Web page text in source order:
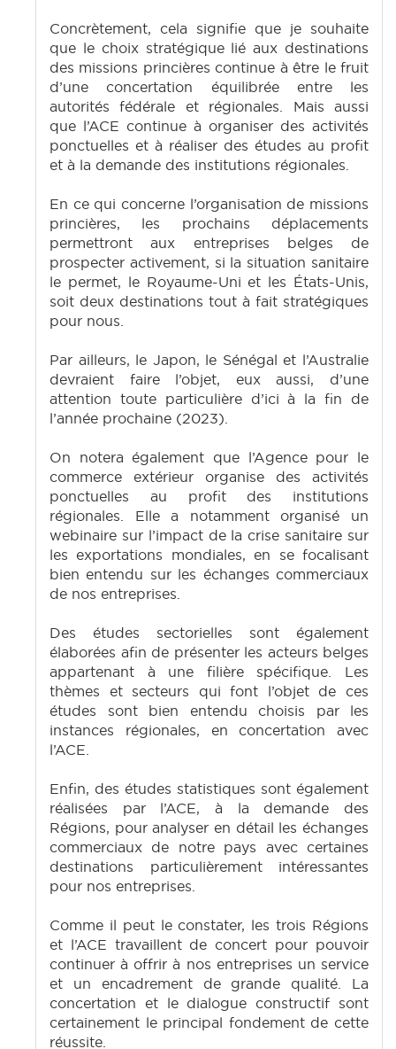
Concrètement, cela signifie que je souhaite
que le choix stratégique lié aux destinations
des missions princières continue à être le fruit
d’une concertation équilibrée entre les
autorités fédérale et régionales. Mais aussi
que l’ACE continue à organiser des activités
ponctuelles et à réaliser des études au profit
et à la demande des institutions régionales.
En ce qui concerne l’organisation de missions
princières, les prochains déplacements
permettront aux entreprises belges de
prospecter activement, si la situation sanitaire
le permet, le Royaume-Uni et les États-Unis,
soit deux destinations tout à fait stratégiques
pour nous.
Par ailleurs, le Japon, le Sénégal et l’Australie
devraient faire l’objet, eux aussi, d’une
attention toute particulière d’ici à la fin de
l’année prochaine (2023).
On notera également que l’Agence pour le
commerce extérieur organise des activités
ponctuelles au profit des institutions
régionales. Elle a notamment organisé un
webinaire sur l’impact de la crise sanitaire sur
les exportations mondiales, en se focalisant
bien entendu sur les échanges commerciaux
de nos entreprises.
Des études sectorielles sont également
élaborées afin de présenter les acteurs belges
appartenant à une filière spécifique. Les
thèmes et secteurs qui font l’objet de ces
études sont bien entendu choisis par les
instances régionales, en concertation avec
l’ACE.
Enfin, des études statistiques sont également
réalisées par l’ACE, à la demande des
Régions, pour analyser en détail les échanges
commerciaux de notre pays avec certaines
destinations particulièrement intéressantes
pour nos entreprises.
Comme il peut le constater, les trois Régions
et l’ACE travaillent de concert pour pouvoir
continuer à offrir à nos entreprises un service
et un encadrement de grande qualité. La
concertation et le dialogue constructif sont
certainement le principal fondement de cette
réussite.